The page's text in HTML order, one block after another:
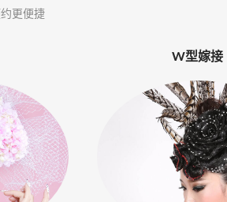
更便捷
W型嫁接